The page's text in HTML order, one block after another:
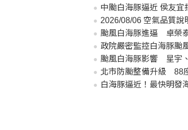
中颱白海豚逼近 侯友宜
2026/08/06 空氣品質說
颱風白海豚進逼 卓榮
政院嚴密監控白海豚颱風動向
颱風白海豚影響 星宇
北市防颱整備升級 88
白海豚逼近！最快明發